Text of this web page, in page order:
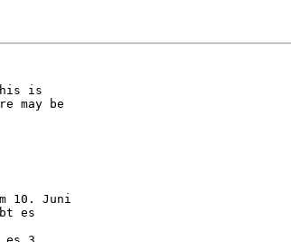
is
may be
10. Juni
es